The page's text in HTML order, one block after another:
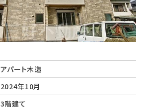
アパート木造
2024年10月
3階建て